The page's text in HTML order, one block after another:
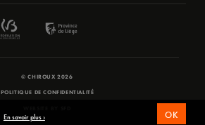
© CHIROUX 2026
POLITIQUE DE CONFIDENTIALITÉ
En savoir plus › OK